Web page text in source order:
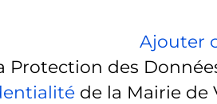
Ajouter
des
de la Mairie de